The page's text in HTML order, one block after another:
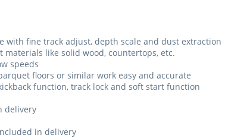
with fine track adjust, depth scale and dust extraction
like solid wood, countertops, etc.
speeds
floors or similar work easy and accurate
function, track lock and soft start function
delivery
in delivery